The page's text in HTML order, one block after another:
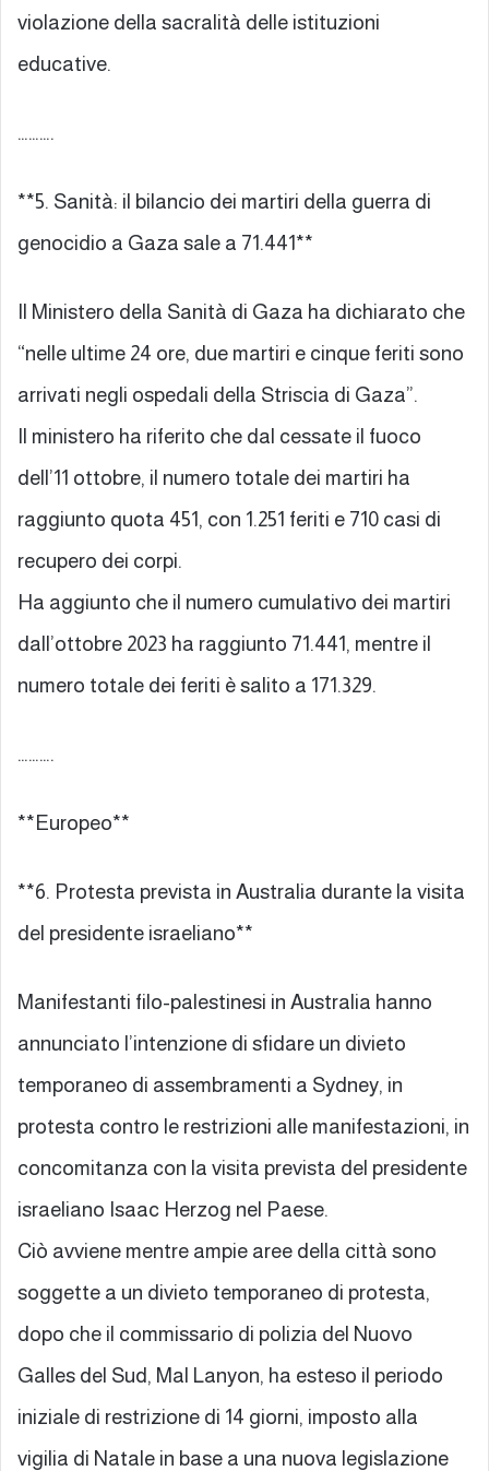
violazione della sacralità delle istituzioni
educative.
……….
**5. Sanità: il bilancio dei martiri della guerra di
genocidio a Gaza sale a 71.441**
Il Ministero della Sanità di Gaza ha dichiarato che
“nelle ultime 24 ore, due martiri e cinque feriti sono
arrivati negli ospedali della Striscia di Gaza”.
Il ministero ha riferito che dal cessate il fuoco
dell’11 ottobre, il numero totale dei martiri ha
raggiunto quota 451, con 1.251 feriti e 710 casi di
recupero dei corpi.
Ha aggiunto che il numero cumulativo dei martiri
dall’ottobre 2023 ha raggiunto 71.441, mentre il
numero totale dei feriti è salito a 171.329.
……….
**Europeo**
**6. Protesta prevista in Australia durante la visita
del presidente israeliano**
Manifestanti filo-palestinesi in Australia hanno
annunciato l’intenzione di sfidare un divieto
temporaneo di assembramenti a Sydney, in
protesta contro le restrizioni alle manifestazioni, in
concomitanza con la visita prevista del presidente
israeliano Isaac Herzog nel Paese.
Ciò avviene mentre ampie aree della città sono
soggette a un divieto temporaneo di protesta,
dopo che il commissario di polizia del Nuovo
Galles del Sud, Mal Lanyon, ha esteso il periodo
iniziale di restrizione di 14 giorni, imposto alla
vigilia di Natale in base a una nuova legislazione